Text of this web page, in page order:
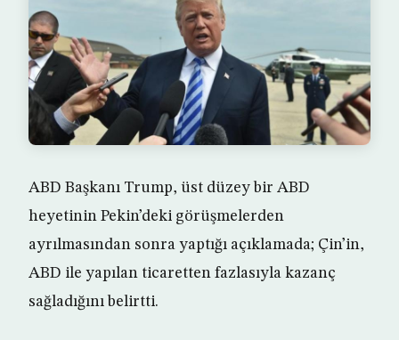
ABD Başkanı Trump, üst düzey bir ABD
heyetinin Pekin’deki görüşmelerden
ayrılmasından sonra yaptığı açıklamada; Çin’in,
ABD ile yapılan ticaretten fazlasıyla kazanç
sağladığını belirtti.